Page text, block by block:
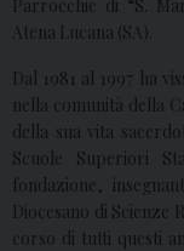
Parrocchie di “S.
Atena Lucana (SA).
Dal 1981 al 1997 ha
nella comunità della
della sua vita
Scuole Superiori
fondazione,
Diocesano di Scienze
corso di tutti questi